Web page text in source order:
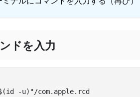
ドを入力
-u)"/com.apple.rcd